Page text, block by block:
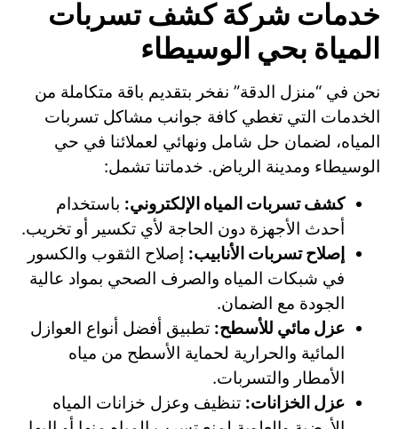
خدمات شركة كشف تسربات
المياة بحي الوسيطاء
نحن في “منزل الدقة” نفخر بتقديم باقة متكاملة من
الخدمات التي تغطي كافة جوانب مشاكل تسربات
المياه، لضمان حل شامل ونهائي لعملائنا في حي
الوسيطاء ومدينة الرياض. خدماتنا تشمل:
كشف تسربات المياه الإلكتروني: باستخدام
أحدث الأجهزة دون الحاجة لأي تكسير أو تخريب.
إصلاح تسربات الأنابيب: إصلاح الثقوب والكسور
في شبكات المياه والصرف الصحي بمواد عالية
الجودة مع الضمان.
عزل مائي للأسطح: تطبيق أفضل أنواع العوازل
المائية والحرارية لحماية الأسطح من مياه
الأمطار والتسربات.
عزل الخزانات: تنظيف وعزل خزانات المياه